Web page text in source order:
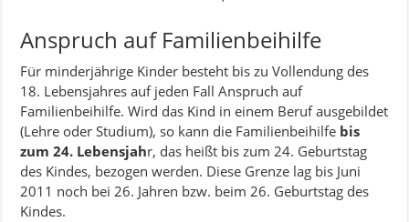
Anspruch auf Familienbeihilfe
Für minderjährige Kinder besteht bis zu Vollendung des
18. Lebensjahres auf jeden Fall Anspruch auf
Familienbeihilfe. Wird das Kind in einem Beruf ausgebildet
(Lehre oder Studium), so kann die Familienbeihilfe bis
zum 24. Lebensjahr, das heißt bis zum 24. Geburtstag
des Kindes, bezogen werden. Diese Grenze lag bis Juni
2011 noch bei 26. Jahren bzw. beim 26. Geburtstag des
Kindes.